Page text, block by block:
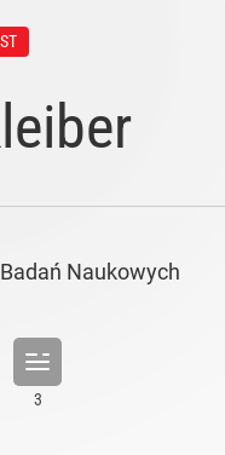
Naukowych